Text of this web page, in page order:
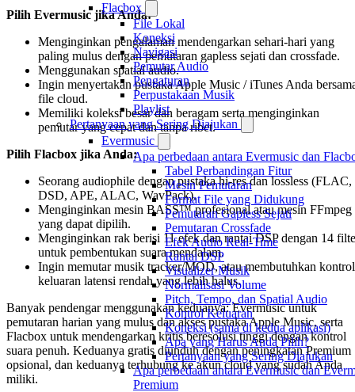
Flacbox
File Lokal
Koneksi
Navigasi
Pemutar Audio
Pengaturan
Perpustakaan Musik
Playlist
Pertanyaan yang Sering Diajukan
Evermusic
Apa perbedaan antara Evermusic dan
Tabel Perbandingan Fitur
Mesin Pemutaran
Format File yang Didukung
Pemutaran Gapless Sejati
Pemutaran Crossfade
Efek Audio Real-Time
Rantai DSP
Visualizer Musik
Normalisasi Volume
Pitch, Tempo, dan Spatial Audio
Kontrol Keluaran
Koneksi (sama di kedua aplikasi)
Apa yang Harus Anda Pilih?
Pertanyaan yang Sering Diajukan
Apa perbedaan antara Evermusic dan
Premium
Pilih Evermusic jika Anda:
Menginginkan pengalaman mendengarkan sehari-hari yang
paling mulus dengan pemutaran gapless sejati dan crossfade.
Menggunakan spatial audio.
Ingin menyertakan pustaka Apple Music / iTunes Anda
file cloud.
Memiliki koleksi besar dan beragam serta menginginkan
pemutar yang cepat dan tanpa ribet.
Pilih Flacbox jika Anda:
Seorang audiophile dengan pustaka hi-res dan lossless (FLAC,
DSD, APE, ALAC, WavPack).
Menginginkan mesin BASS™ profesional atau mesin FFmpeg
yang dapat dipilih.
Menginginkan rak berisi 11 efek dan rantai DSP dengan 14
untuk pembentukan suara mendalam.
Ingin memutar musik tracker/MOD, atau membutuhkan kontrol
keluaran latensi rendah yang lebih halus.
Banyak pendengar menggunakan keduanya: Evermusic untuk
pemutaran harian yang mulus dan akses pustaka Apple Music, serta
Flacbox untuk mendengarkan kritis beresolusi tinggi dengan kontrol
suara penuh. Keduanya gratis diunduh dengan peningkatan Premium
opsional, dan keduanya terhubung ke akun cloud yang sudah Anda
miliki.